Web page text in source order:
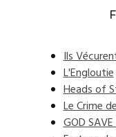
Ils
L'Engloutie
Heads of
Le Crime
GOD